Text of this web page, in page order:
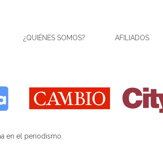
¿QUIÉNES SOMOS? AFILIADOS
en el periodismo